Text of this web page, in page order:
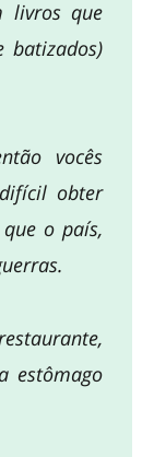
livros que
batizados)
vocês
obter
o país,
estômago